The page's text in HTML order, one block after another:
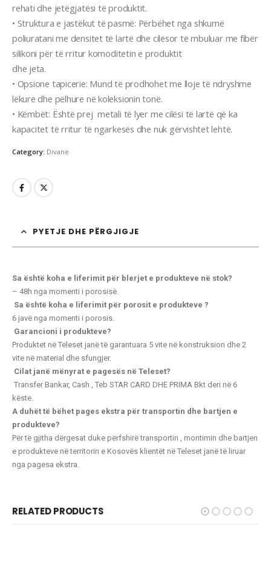
rehati dhe jetëgjatësi të produktit.
• Struktura e jastëkut të pasmë: Përbëhet nga shkumë
poliuratani me densitet të lartë dhe cilësor të mbuluar me fibër
silikoni për të rritur komoditetin e produktit
dhe jeta.
• Opsione tapicerie: Mund të prodhohet me lloje të ndryshme
lëkure dhe pëlhure në koleksionin tonë.
• Këmbët: Është prej metali të lyer me cilësi të lartë që ka
kapacitet të rritur të ngarkesës dhe nuk gërvishtet lehtë.
Category: Divane
PYETJE DHE PËRGJIGJE
Sa është koha e liferimit për blerjet e produkteve në stok?
– 48h nga momenti i porosisë.
Sa është koha e liferimit për porosit e produkteve ?
6 javë nga momenti i porosis.
Garancioni i produkteve?
Produktet në Teleset janë të garantuara 5 vite në konstruksion dhe 2
vite në material dhe sfungjer.
Cilat janë mënyrat e pagesës në Teleset?
Transfer Bankar, Cash , Teb STAR CARD DHE PRIMA Bkt deri në 6
këste.
A duhët të bëhet pages ekstra për transportin dhe bartjen e
produkteve?
Për të gjitha dërgesat duke përfshirë transportin , montimin dhe bartjen
e produkteve në territorin e Kosovës klientët në Teleset janë të liruar
nga pagesa ekstra.
RELATED PRODUCTS